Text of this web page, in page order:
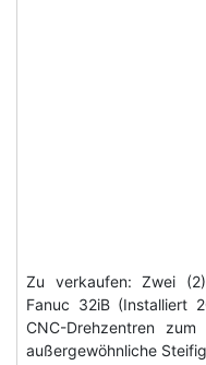
Zu verkaufen: Zwei
Fanuc 32iB (Installiert
CNC-Drehzentren
außergewöhnliche